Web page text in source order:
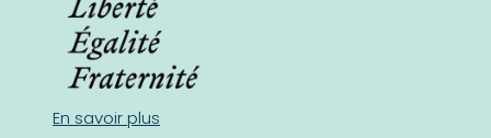
En savoir plus